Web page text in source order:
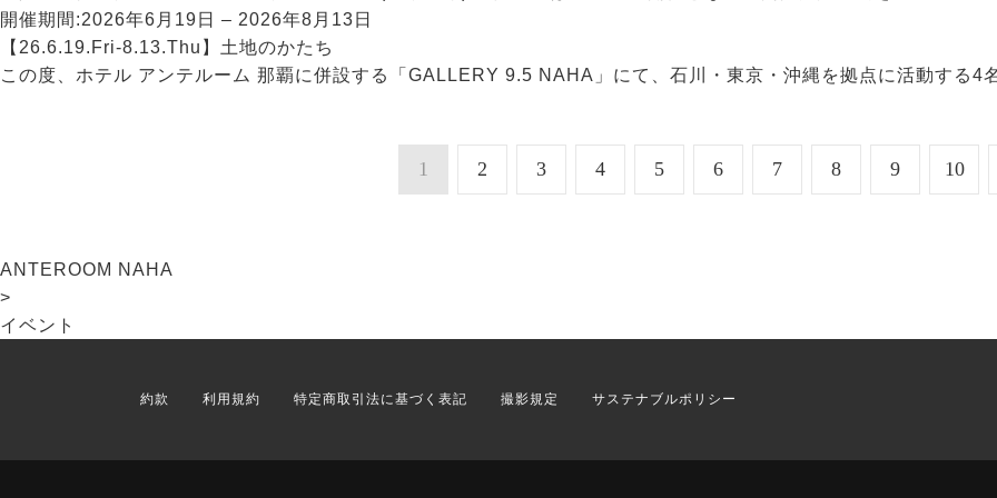
開催期間:2026年6月19日 – 2026年8月13日
【26.6.19.Fri-8.13.Thu】土地のかたち
1 2 3 4 5 6 7 8 9 10
ANTEROOM NAHA
>
イベント
約款 利用規約 特定商取引法に基づく表記 撮影規定 サステナブルポリシー